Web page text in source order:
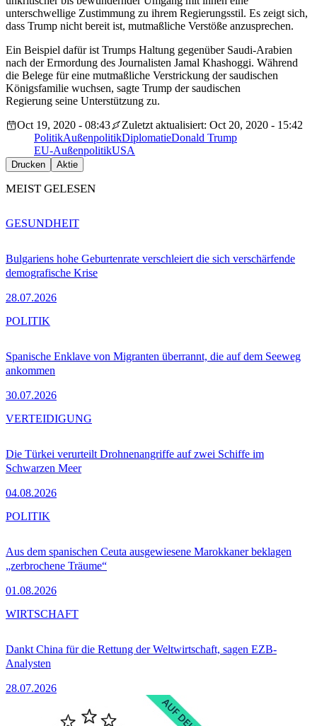
unterschwellige Zustimmung zu ihrem Regierungsstil. Es zeigt sich,
dass Trump nicht bereit ist, mutmaßliche Verstöße anzusprechen.
Ein Beispiel dafür ist Trumps Haltung gegenüber Saudi-Arabien
nach der Ermordung des Journalisten Jamal Khashoggi. Während
die Belege für eine mutmaßliche Verstrickung der saudischen
Königsfamilie wuchsen, sagte Trump der saudischen
Regierung seine Unterstützung zu.
Oct 19, 2020 - 08:43
Zuletzt aktualisiert: Oct 20, 2020 - 15:42
PolitikAußenpolitikDiplomatieDonald Trump
EU-AußenpolitikUSA
Drucken Aktie
MEIST GELESEN
Bulgariens hohe Geburtenrate verschleiert die sich verschärfende
demografische Krise
28.07.2026
GESUNDHEIT
Spanische Enklave von Migranten überrannt, die auf dem Seeweg
ankommen
30.07.2026
POLITIK
Die Türkei verurteilt Drohnenangriffe auf zwei Schiffe im
Schwarzen Meer
04.08.2026
VERTEIDIGUNG
Aus dem spanischen Ceuta ausgewiesene Marokkaner beklagen
„zerbrochene Träume“
01.08.2026
POLITIK
Dankt China für die Rettung der Weltwirtschaft, sagen EZB-
Analysten
28.07.2026
WIRTSCHAFT